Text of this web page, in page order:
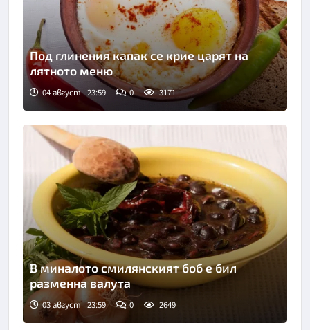
Под глинения капак се крие царят на
лятното меню
04 август | 23:59 0 3171
В миналото смилянският боб е бил
разменна валута
03 август | 23:59 0 2649